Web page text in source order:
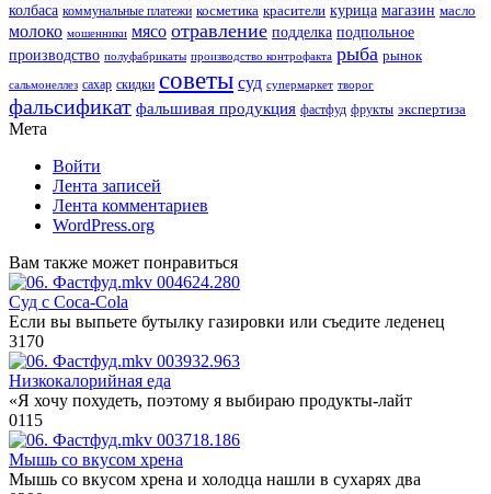
колбаса коммунальные платежи косметика красители курица магазин масло
молоко мошенники мясо отравление подделка подпольное
производство полуфабрикаты производство контрофакта рыба рынок
сальмонеллез сахар скидки советы суд супермаркет творог
фальсификат фальшивая продукция фастфуд фрукты экспертиза
Мета
Войти
Лента записей
Лента комментариев
WordPress.org
Вам также может понравиться
Суд с Coca-Cola
Если вы выпьете бутылку газировки или съедите леденец
3170
Низкокалорийная еда
«Я хочу похудеть, поэтому я выбираю продукты-лайт
0115
Мышь со вкусом хрена
Мышь со вкусом хрена и холодца нашли в сухарях два